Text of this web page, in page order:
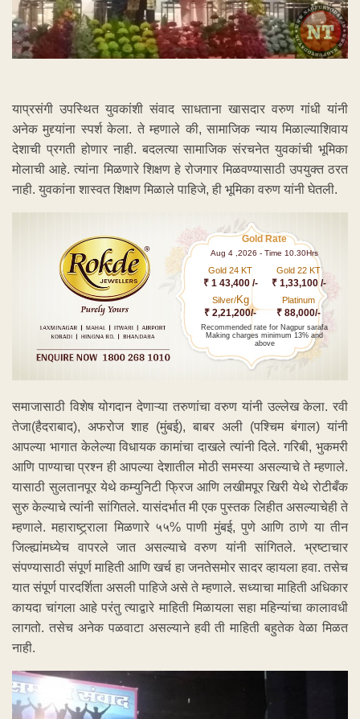
याप्रसंगी उपस्थित युवकांशी संवाद साधताना खासदार वरुण गांधी यांनी
अनेक मुद्द्यांना स्पर्श केला. ते म्हणाले की, सामाजिक न्याय मिळाल्याशिवाय
देशाची प्रगती होणार नाही. बदलत्या सामाजिक संरचनेत युवकांची भूमिका
मोलाची आहे. त्यांना मिळणारे शिक्षण हे रोजगार मिळवण्यासाठी उपयुक्त ठरत
नाही. युवकांना शास्वत शिक्षण मिळाले पाहिजे, ही भूमिका वरुण यांनी घेतली.
Gold Rate
Aug 4 ,2026 - Time 10.30Hrs
Gold 24 KT
₹ 1 43,400 /-
Gold 22 KT
₹ 1,33,100 /-
Silver/Kg
₹ 2,21,200/-
Platinum
₹ 88,000/-
Recommended rate for Nagpur sarafa
Making charges minimum 13% and
above
समाजासाठी विशेष योगदान देणाऱ्या तरुणांचा वरुण यांनी उल्लेख केला. रवी
तेजा(हैदराबाद), अफरोज शाह (मुंबई), बाबर अली (पश्चिम बंगाल) यांनी
आपल्या भागात केलेल्या विधायक कामांचा दाखले त्यांनी दिले. गरिबी, भुकमरी
आणि पाण्याचा प्रश्न ही आपल्या देशातील मोठी समस्या असल्याचे ते म्हणाले.
यासाठी सुलतानपूर येथे कम्युनिटी फ्रिज आणि लखीमपूर खिरी येथे रोटीबँक
सुरु केल्याचे त्यांनी सांगितले. यासंदर्भात मी एक पुस्तक लिहीत असल्याचेही ते
म्हणाले. महाराष्ट्र्राला मिळणारे ५५% पाणी मुंबई, पुणे आणि ठाणे या तीन
जिल्ह्यांमध्येच वापरले जात असल्याचे वरुण यांनी सांगितले. भ्रष्टाचार
संपण्यासाठी संपूर्ण माहिती आणि खर्च हा जनतेसमोर सादर व्हायला हवा. तसेच
यात संपूर्ण पारदर्शिता असली पाहिजे असे ते म्हणाले. सध्याचा माहिती अधिकार
कायदा चांगला आहे परंतु त्याद्वारे माहिती मिळायला सहा महिन्यांचा कालावधी
लागतो. तसेच अनेक पळवाटा असल्याने हवी ती माहिती बहुतेक वेळा मिळत
नाही.